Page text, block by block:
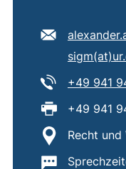
E-Mail
Sekundäre
Tel:
+49 941
Fax:
+49 941
Standort:
Recht und
Wichtige